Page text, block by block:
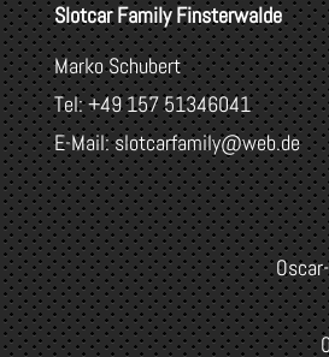
Slotcar Family Finsterwalde
Marko Schubert
Tel: +49 157 51346041
E-Mail: slotcarfamily@web.de